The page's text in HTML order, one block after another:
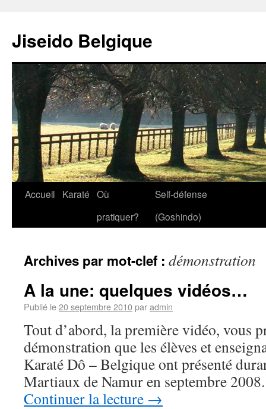
Jiseido Belgique
Accueil Karaté Où
pratiquer?
Self-défense
(Goshindo)
Archives par mot-clef : démonstration
A la une: quelques vidéos…
Publié le20 septembre 2010paradmin
Tout d’abord, la première vidéo, vous
démonstration que les élèves et
Karaté Dô – Belgique ont présenté
Martiaux de Namur en septembre
Continuer la lecture →